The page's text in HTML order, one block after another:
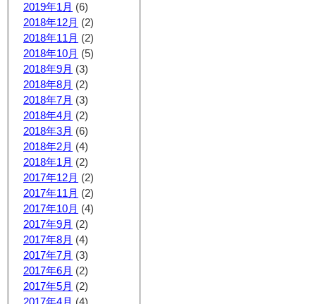
2019年1月 (6)
2018年12月 (2)
2018年11月 (2)
2018年10月 (5)
2018年9月 (3)
2018年8月 (2)
2018年7月 (3)
2018年4月 (2)
2018年3月 (6)
2018年2月 (4)
2018年1月 (2)
2017年12月 (2)
2017年11月 (2)
2017年10月 (4)
2017年9月 (2)
2017年8月 (4)
2017年7月 (3)
2017年6月 (2)
2017年5月 (2)